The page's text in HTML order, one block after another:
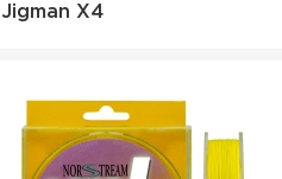
Jigman X4